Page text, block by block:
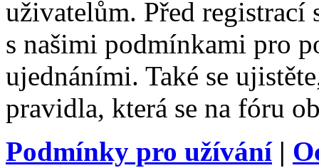
uživatelům. Před registrací
s našimi podmínkami pro
ujednáními. Také se
pravidla, která se na fóru
Podmínky pro užívání|